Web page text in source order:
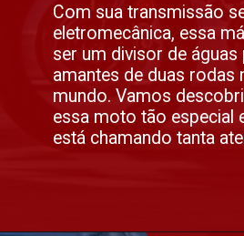
Com sua transmissão
eletromecânica, essa
ser um divisor de águas
amantes de duas rodas
mundo. Vamos
essa moto tão especial
está chamando tanta